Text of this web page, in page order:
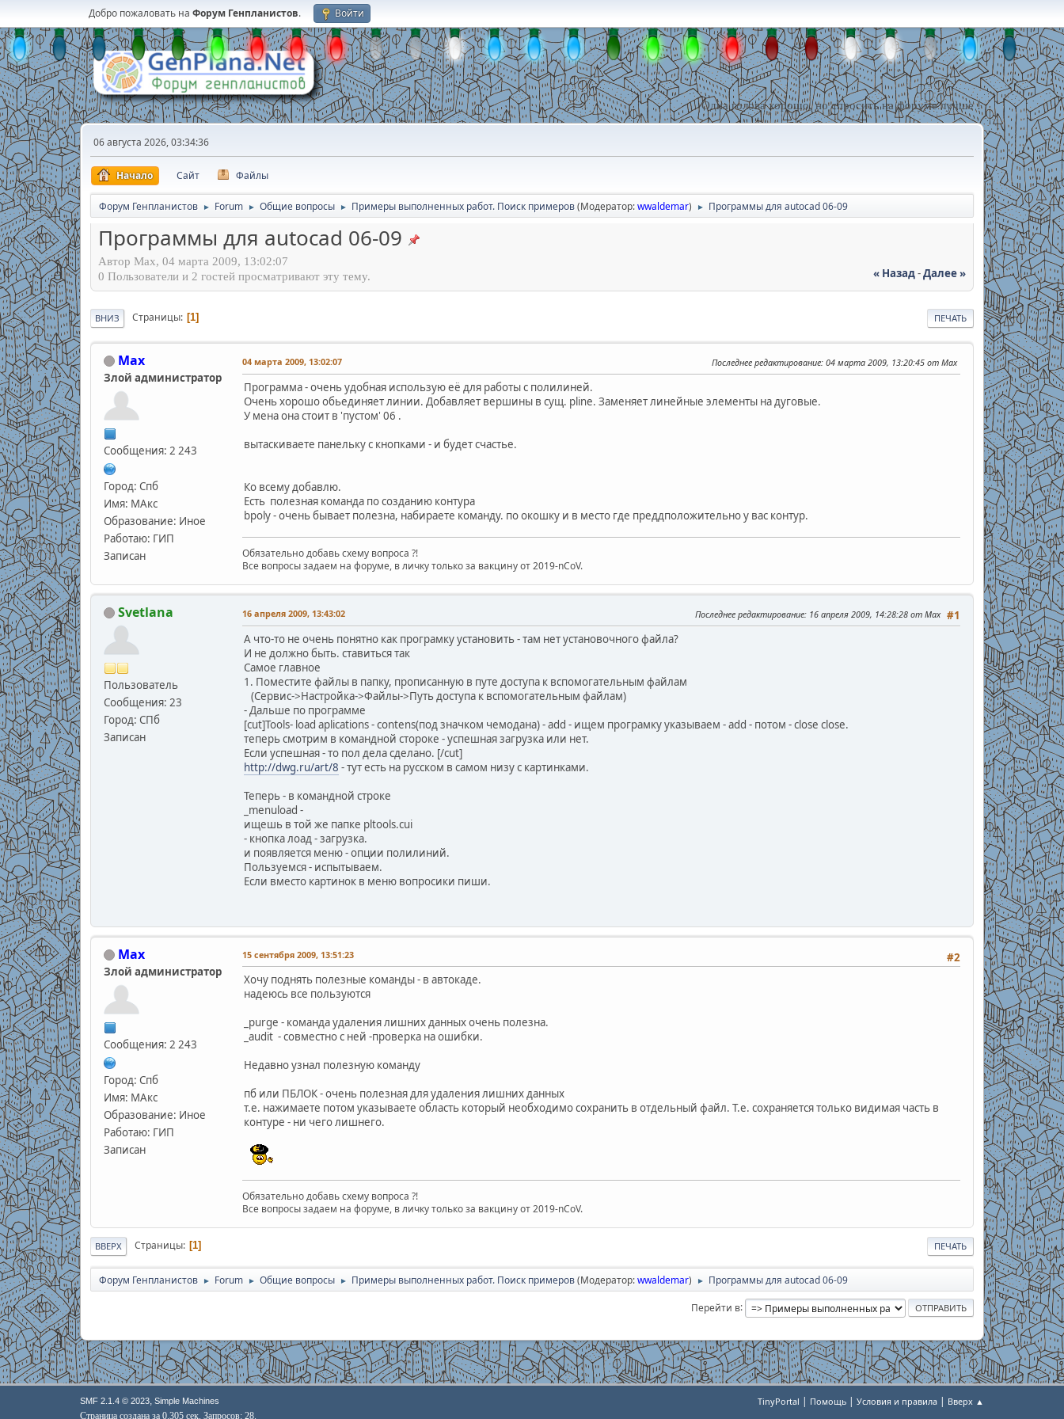
Добро пожаловать на Форум Генпланистов. Войти
Одна голова хорошо, но спросить на форуме лучше !
06 августа 2026, 03:34:36
Начало Сайт Файлы
Форум Генпланистов ► Forum ► Общие вопросы ► Примеры выполненных работ. Поиск примеров(Модератор:wwaldemar) ► Программы для autocad 06-09
Программы для autocad 06-09
Автор Max, 04 марта 2009, 13:02:07
« Назад-Далее »
0 Пользователи и 2 гостей просматривают эту тему.
ПЕЧАТЬ
ВНИЗ Страницы 1
Max
Злой администратор
Сообщения: 2 243
Город: Спб
Имя: МАкс
Образование: Иное
Работаю: ГИП
Записан
04 марта 2009, 13:02:07 Последнее редактирование: 04 марта 2009, 13:20:45 от Max
Программа - очень удобная использую её для работы с полилиней.
Очень хорошо обьединяет линии. Добавляет вершины в сущ. pline. Заменяет линейные элементы на дуговые.
У мена она стоит в 'пустом' 06 .
вытаскиваете панельку с кнопками - и будет счастье.
Ко всему добавлю.
Есть полезная команда по созданию контура
bpoly - очень бывает полезна, набираете команду. по окошку и в место где преддположительно у вас контур.
Обязательно добавь схему вопроса ?!
Все вопросы задаем на форуме, в личку только за вакцину от 2019-nCoV.
Svetlana
Пользователь
Сообщения: 23
Город: СПб
Записан
#1
16 апреля 2009, 13:43:02 Последнее редактирование: 16 апреля 2009, 14:28:28 от Max
А что-то не очень понятно как програмку установить - там нет установочного файла?
И не должно быть. ставиться так
Самое главное
1. Поместите файлы в папку, прописанную в путе доступа к вспомогательным файлам
(Сервис->Настройка->Файлы->Путь доступа к вспомогательным файлам)
- Дальше по программе
[cut]Tools- load aplications - contens(под значком чемодана) - add - ищем програмку указываем - add - потом - close close.
теперь смотрим в командной стороке - успешная загрузка или нет.
Если успешная - то пол дела сделано. [/cut]
http://dwg.ru/art/8 - тут есть на русском в самом низу с картинками.
Теперь - в командной строке
_menuload -
ищешь в той же папке pltools.cui
- кнопка лоад - загрузка.
и появляется меню - опции полилиний.
Пользуемся - испытываем.
Если вместо картинок в меню вопросики пиши.
Max
Злой администратор
Сообщения: 2 243
Город: Спб
Имя: МАкс
Образование: Иное
Работаю: ГИП
Записан
#2
15 сентября 2009, 13:51:23
Хочу поднять полезные команды - в автокаде.
надеюсь все пользуются
_purge - команда удаления лишних данных очень полезна.
_audit - совместно с ней -проверка на ошибки.
Недавно узнал полезную команду
пб или ПБЛОК - очень полезная для удаления лишних данных
т.е. нажимаете потом указываете область который необходимо сохранить в отдельный файл. Т.е. сохраняется только видимая часть в
контуре - ни чего лишнего.
Обязательно добавь схему вопроса ?!
Все вопросы задаем на форуме, в личку только за вакцину от 2019-nCoV.
ПЕЧАТЬ
ВВЕРХ Страницы 1
Форум Генпланистов ► Forum ► Общие вопросы ► Примеры выполненных работ. Поиск примеров(Модератор:wwaldemar) ► Программы для autocad 06-09
Перейти в
TinyPortal | Помощь |Условия и правила | Вверх ▲
SMF 2.1.4 © 2023, Simple Machines
Страница создана за 0.305 сек. Запросов: 28.